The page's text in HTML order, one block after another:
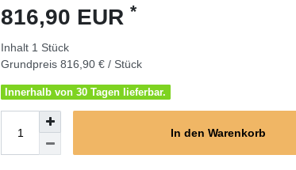
816,90 EUR *
Inhalt 1 Stück
Grundpreis 816,90 € / Stück
Innerhalb von 30 Tagen lieferbar.
In den Warenkorb